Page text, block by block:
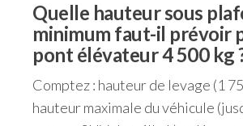
Quelle hauteur sous
minimum faut-il prévoir
pont élévateur 4 500 kg
Comptez : hauteur de levage (1
hauteur maximale du véhicule